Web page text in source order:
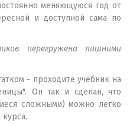
меняющуюся год от
и доступной сама по
перегружена лишними
- проходите учебник на
Он так и сделан, что
сложными) можно легко
курса.